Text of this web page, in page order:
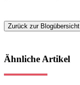
Zurück zur Blogübersicht
Ähnliche Artikel